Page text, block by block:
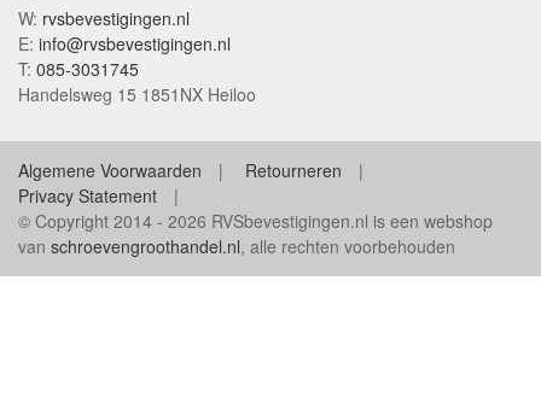
W: rvsbevestigingen.nl
E: info@rvsbevestigingen.nl
T: 085-3031745
Handelsweg 15 1851NX Heiloo
Algemene Voorwaarden
Retourneren
Privacy Statement
© Copyright 2014 - 2026 RVSbevestigingen.nl is een webshop
van schroevengroothandel.nl, alle rechten voorbehouden